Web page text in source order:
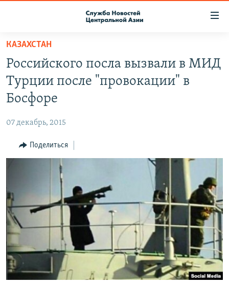
Вернуться
основному
содержанию
Вернутся
главной
навигации
Вернутся
КОНТАКТЫ
НАСТОЯЩЕЕ ВРЕМЯ
МИГРАНТ МЕДИА
КАЗАХСТАН
Российского посла вызвали в МИД
Турции после "провокации" в
Босфоре
07 декабрь, 2015
Поделиться